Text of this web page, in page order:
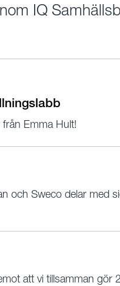
IQ
Emma Hult!
och Sweco delar med
att vi tillsamman gör